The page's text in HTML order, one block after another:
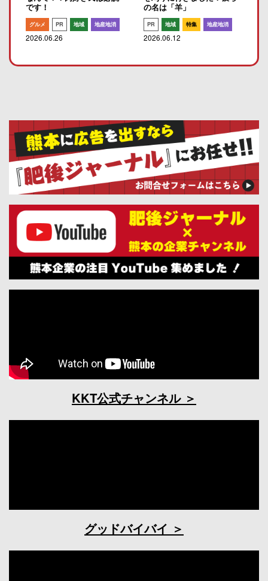
です！
グルメ PR 地域 地産地消
2026.06.26
の名は「羊」
PR 地域 特集 地産地消
2026.06.12
KKT公式チャンネル
グッドバイバイ